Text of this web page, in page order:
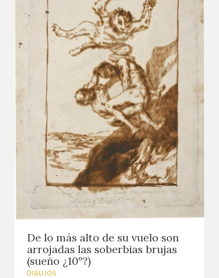
De lo más alto de su vuelo son
arrojadas las soberbias brujas
(sueño ¿10º?)
DIBUJOS